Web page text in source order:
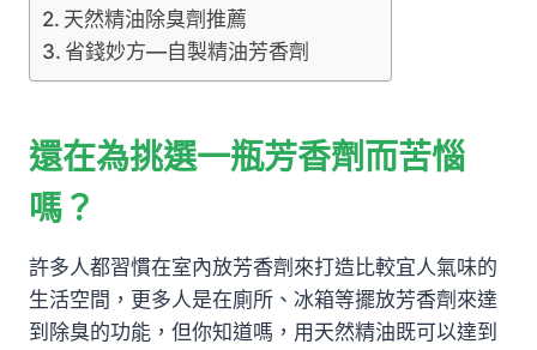
天然精油除臭劑推薦
省錢妙方—自製精油芳香劑
還在為挑選一瓶芳香劑而苦惱
嗎？
許多人都習慣在室內放芳香劑來打造比較宜人氣味的
生活空間，更多人是在廁所、冰箱等擺放芳香劑來達
到除臭的功能，但你知道嗎，用天然精油既可以達到